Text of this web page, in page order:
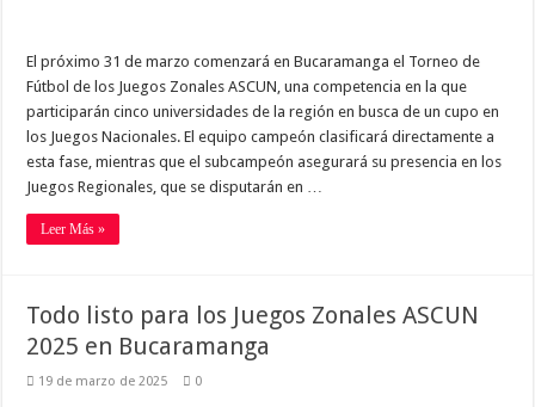
El próximo 31 de marzo comenzará en Bucaramanga el Torneo de
Fútbol de los Juegos Zonales ASCUN, una competencia en la que
participarán cinco universidades de la región en busca de un cupo en
los Juegos Nacionales. El equipo campeón clasificará directamente a
esta fase, mientras que el subcampeón asegurará su presencia en los
Juegos Regionales, que se disputarán en …
Leer Más »
Todo listo para los Juegos Zonales ASCUN
2025 en Bucaramanga
19 de marzo de 2025 0